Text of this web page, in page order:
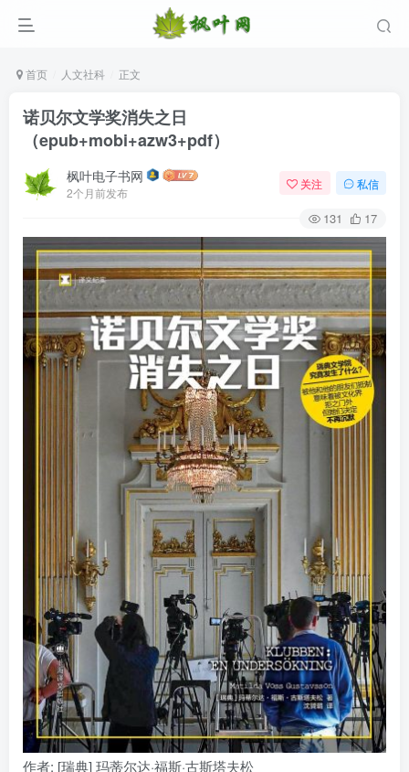
首页 人文社科 正文
诺贝尔文学奖消失之日
（epub+mobi+azw3+pdf）
枫叶电子书网
2个月前发布
关注 私信
131 17
作者: [瑞典] 玛蒂尔达·福斯·古斯塔夫松
登录
没有账号？立即注册
用户名/手机号/邮箱
记住登录 找回密码 免密登录
登录
社交账号登录